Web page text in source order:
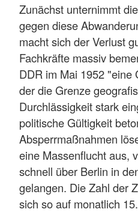
Zunächst unternimmt
gegen diese
macht sich der Verlust
Fachkräfte massiv
DDR im Mai 1952 "eine
der die Grenze
Durchlässigkeit stark
politische Gültigkeit
Absperrmaßnahmen
eine Massenflucht aus,
schnell über Berlin in
gelangen. Die Zahl der
sich so auf monatlich